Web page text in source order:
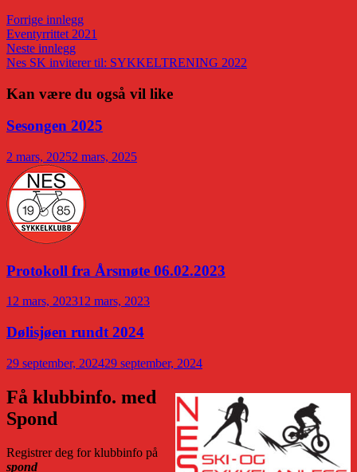
Innleggsnavigasjon
Forrige innleggForrige
innlegg:
Eventyrrittet 2021
Neste innleggNeste
innlegg:
Nes SK inviterer til: SYKKELTRENING 2022
Kan være du også vil like
Sesongen 2025
2 mars, 20252 mars, 2025
Protokoll fra Årsmøte 06.02.2023
12 mars, 202312 mars, 2023
Dølisjøen rundt 2024
29 september, 202429 september, 2024
Få klubbinfo. med
Spond
Registrer deg for klubbinfo på
spond